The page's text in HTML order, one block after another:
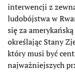
interwencji z
ludobójstwa w
się za
określając Stany
który musi być
najważniejszych